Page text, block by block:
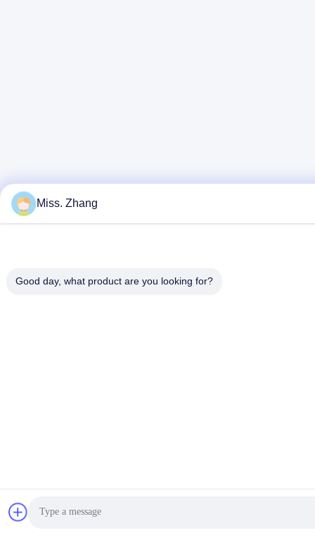
Miss. Zhang
Good day, what product are you looking for?